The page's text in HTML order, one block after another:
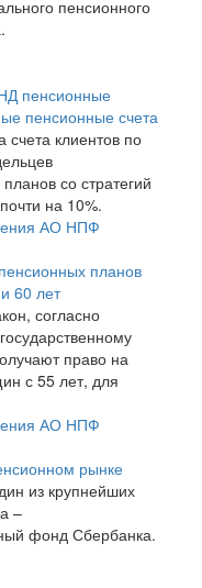
пенсионного
пенсионные
пенсионные счета
клиентов по
со стратегий
на 10%.
АО НПФ
планов
60 лет
согласно
право на
с 55 лет, для
АО НПФ
рынке
из крупнейших
–
фонд Сбербанка.